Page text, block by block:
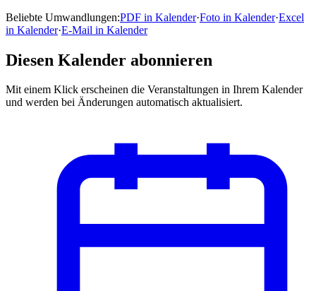
Beliebte Umwandlungen:PDF in Kalender·Foto in Kalender·Excel
in Kalender·E-Mail in Kalender
Diesen Kalender abonnieren
Mit einem Klick erscheinen die Veranstaltungen in Ihrem Kalender
und werden bei Änderungen automatisch aktualisiert.